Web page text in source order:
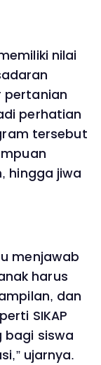
nilai
pertanian
perhatian
tersebut
hingga jiwa
menjawab
harus
dan
SIKAP
bagi siswa
ujarnya.